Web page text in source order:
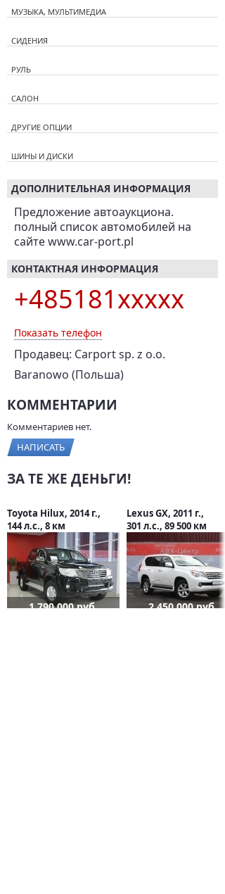
МУЗЫКА, МУЛЬТИМЕДИА
СИДЕНИЯ
РУЛЬ
САЛОН
ДРУГИЕ ОПЦИИ
ШИНЫ И ДИСКИ
ДОПОЛНИТЕЛЬНАЯ ИНФОРМАЦИЯ
Предложение автоаукциона.
полный список автомобилей на
сайте www.car-port.pl
КОНТАКТНАЯ ИНФОРМАЦИЯ
+485181xxxxx
Показать телефон
Продавец: Carport sp. z o.o.
Baranowo (Польша)
КОММЕНТАРИИ
Комментариев нет.
НАПИСАТЬ
ЗА ТЕ ЖЕ ДЕНЬГИ!
Toyota Hilux, 2014 г.,
144 л.с., 8 км
1 790 000 руб.
Lexus GX, 2011 г.,
301 л.с., 89 500 км
2 450 000 руб.